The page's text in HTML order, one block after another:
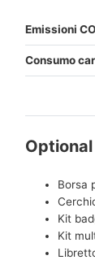
Emissioni
Consumo
Borsa
Kit
Kit